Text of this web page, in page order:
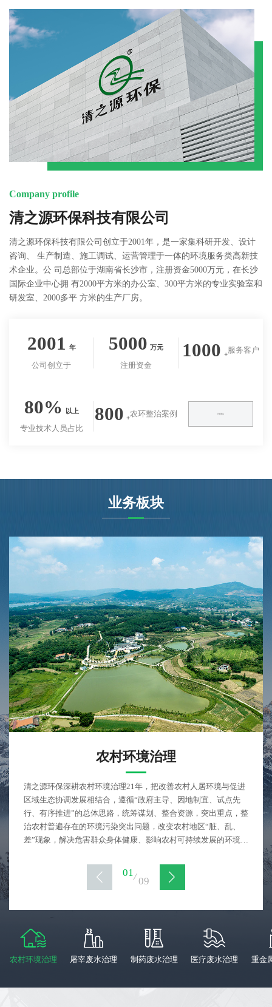
Company profile
清之源环保科技有限公司
清之源环保科技有限公司创立于2001年，是一家集科研开发、设计
咨询、 生产制造、施工调试、运营管理于一体的环境服务类高新技
术企业。公 司总部位于湖南省长沙市，注册资金5000万元，在长沙
国际企业中心拥 有2000平方米的办公室、300平方米的专业实验室和
研发室、2000多平 方米的生产厂房。
2001 年
公司创立于
5000 万元
注册资金
1000 +服务客户
80% 以上
专业技术人员占比
800 +农环整治案例 了解更多
业务板块
农村环境治理
清之源环保深耕农村环境治理21年，把改善农村人居环境与促进
区域生态协调发展相结合，遵循“政府主导、因地制宜、试点先
行、有序推进”的总体思路，统筹谋划、整合资源，突出重点，整
治农村普遍存在的环境污染突出问题，改变农村地区“脏、乱、
差”现象，解决危害群众身体健康、影响农村可持续发展的环境问
01/09
农村环境治理 屠宰废水治理 制药废水治理 医疗废水治理 重金